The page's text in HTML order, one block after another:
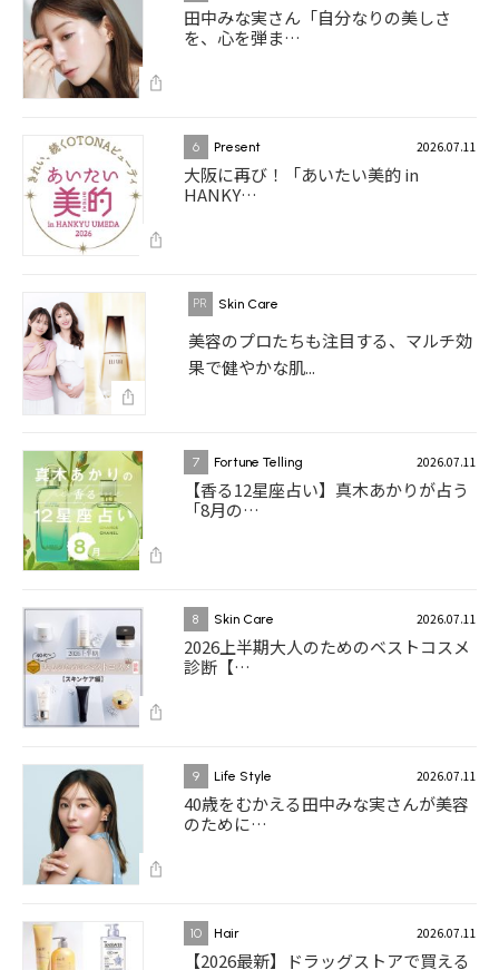
田中みな実さん「自分なりの美しさ
を、心を弾ま…
6 Present 2026.07.11
大阪に再び！「あいたい美的 in
HANKY…
Skin Care
美容のプロたちも注目する、マルチ効
果で健やかな肌...
7 Fortune Telling 2026.07.11
【香る12星座占い】真木あかりが占う
「8月の…
8 Skin Care 2026.07.11
2026上半期大人のためのベストコスメ
診断【…
9 Life Style 2026.07.11
40歳をむかえる田中みな実さんが美容
のために…
10 Hair 2026.07.11
【2026最新】ドラッグストアで買える